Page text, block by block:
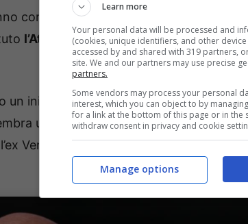
confermando sempre di più una vera e
l’Atalanta di Palladinoal Bentegodi e
un inizio molto complicati sta iniziando
una vera e propria utopia dopo dei
Venezia c’è l’esplosione di alcuni
Learn more
Your personal data will be processed and
(cookies, unique identifiers, and other
accessed by and shared with 319 partners,
site. We and our partners may use precise
partners.
Some vendors may process your personal
interest, which you can object to by
for a link at the bottom of this page or in the
withdraw consent in privacy and cookie
Manage options